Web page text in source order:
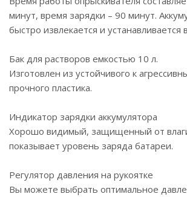
минут, время зарядки – 90 минут.
быстро извлекается и устанавливается
Бак для растворов емкостью 10 л.
Изготовлен из устойчивого к
прочного пластика.
Индикатор зарядки аккумулятора
Хорошо видимый, защищенный от
показывает уровень заряда батареи.
Регулятор давления на рукоятке
Вы можете выбрать оптимальное